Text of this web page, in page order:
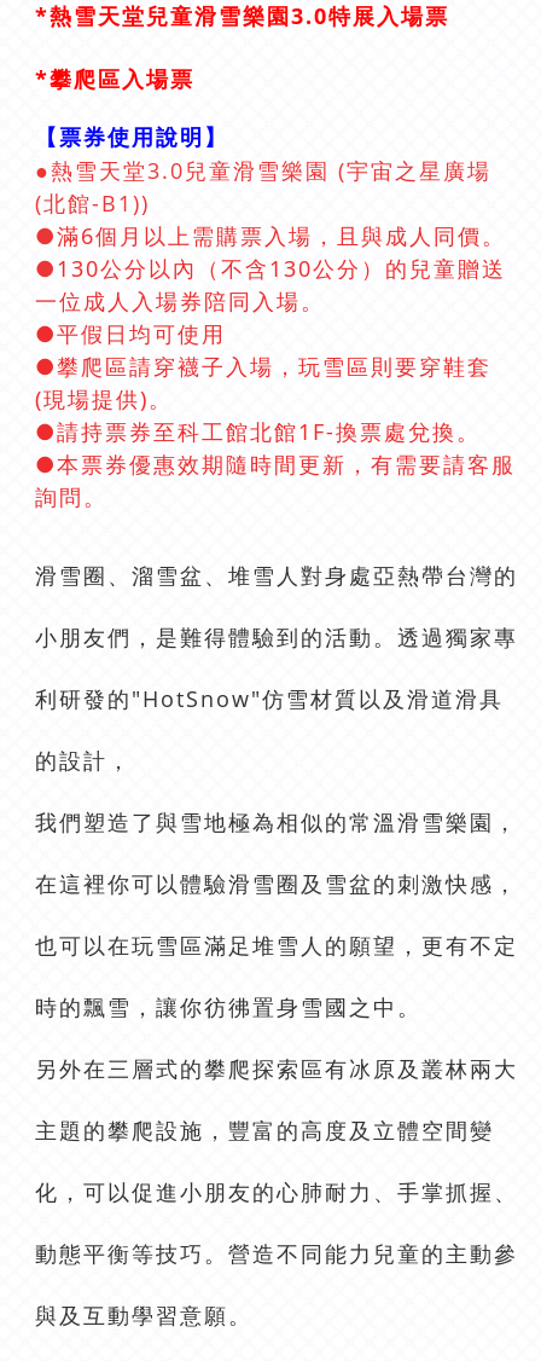
*熱雪天堂兒童滑雪樂園3.0特展入場票
*攀爬區入場票
【票券使用說明】
●熱雪天堂3.0兒童滑雪樂園 (宇宙之星廣場
(北館-B1))
●滿6個月以上需購票入場，且與成人同價。
●130公分以內（不含130公分）的兒童贈送
一位成人入場券陪同入場。
●平假日均可使用
●攀爬區請穿襪子入場，玩雪區則要穿鞋套
(現場提供)。
●請持票券至科工館北館1F-換票處兌換。
●本票券優惠效期隨時間更新，有需要請客服
詢問。
滑雪圈、溜雪盆、堆雪人對身處亞熱帶台灣的
小朋友們，是難得體驗到的活動。透過獨家專
利研發的"HotSnow"仿雪材質以及滑道滑具
的設計，
我們塑造了與雪地極為相似的常溫滑雪樂園，
在這裡你可以體驗滑雪圈及雪盆的刺激快感，
也可以在玩雪區滿足堆雪人的願望，更有不定
時的飄雪，讓你彷彿置身雪國之中。
另外在三層式的攀爬探索區有冰原及叢林兩大
主題的攀爬設施，豐富的高度及立體空間變
化，可以促進小朋友的心肺耐力、手掌抓握、
動態平衡等技巧。營造不同能力兒童的主動參
與及互動學習意願。